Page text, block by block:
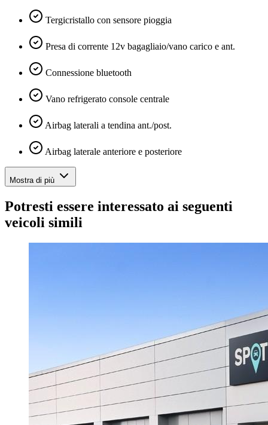
Tergicristallo con sensore pioggia
Presa di corrente 12v bagagliaio/vano carico e ant.
Connessione bluetooth
Vano refrigerato console centrale
Airbag laterali a tendina ant./post.
Airbag laterale anteriore e posteriore
Mostra di più
Potresti essere interessato ai seguenti
veicoli simili